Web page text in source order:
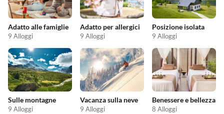
Adatto alle famiglie
9 Alloggi
Adatto per allergici
9 Alloggi
Posizione isolata
9 Alloggi
Sulle montagne
9 Alloggi
Vacanza sulla neve
9 Alloggi
Benessere e bellezza
8 Alloggi